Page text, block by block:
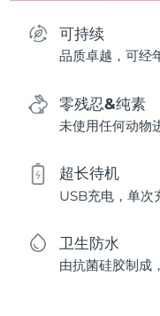
可持续
品质卓越，可经
零残忍&纯素
未使用任何动物
超长待机
USB充电，单次
卫生防水
由抗菌硅胶制成